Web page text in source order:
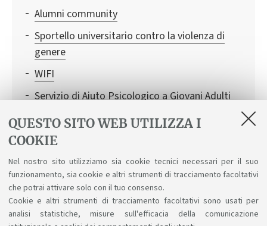
QUESTO SITO WEB UTILIZZA I
COOKIE
Nel nostro sito utilizziamo sia cookie tecnici necessari per il suo
funzionamento, sia cookie e altri strumenti di tracciamento facoltativi
che potrai attivare solo con il tuo consenso.
Cookie e altri strumenti di tracciamento facoltativi sono usati per
analisi statistiche, misure sull'efficacia della comunicazione
Alumni community
Sportello universitario contro la violenza di
genere
WIFI
Servizio di Aiuto Psicologico a Giovani Adulti
SMA- Sistema Museale d'Ateneo
Consigliera di Fiducia: un aiuto in caso di
discriminazioni, molestie sessuali e
psicologiche